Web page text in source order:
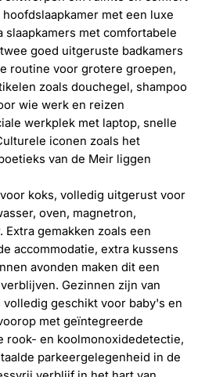
met een luxe
met comfortabele
goed uitgeruste badkamers
routine voor grotere groepen,
zoals douchegel, shampoo
wie werk en reizen
werkplek met laptop, snelle
iconen zoals het
van de Meir liggen
koks, volledig uitgerust voor
oven, magnetron,
gemakken zoals een
accommodatie, extra kussens
avonden maken dit een
Gezinnen zijn van
geschikt voor baby's en
met geïntegreerde
rook- en koolmonoxidedetectie,
parkeergelegenheid in de